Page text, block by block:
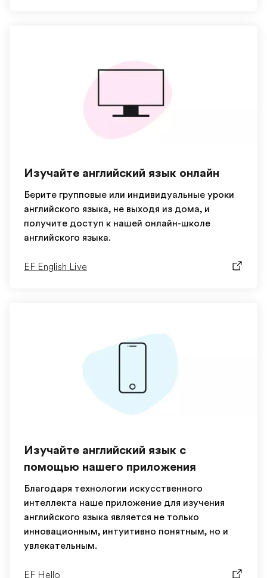
Изучайте английский язык онлайн
Берите групповые или индивидуальные уроки
английского языка, не выходя из дома, и
получите доступ к нашей онлайн-школе
английского языка.
EF English Live
Изучайте английский язык с
помощью нашего приложения
Благодаря технологии искусственного
интеллекта наше приложение для изучения
английского языка является не только
инновационным, интуитивно понятным, но и
увлекательным.
EF Hello